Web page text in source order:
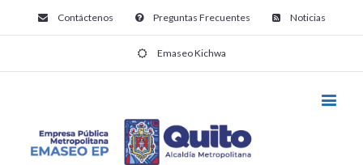
Contáctenos Preguntas Frecuentes Noticias
Emaseo Kichwa